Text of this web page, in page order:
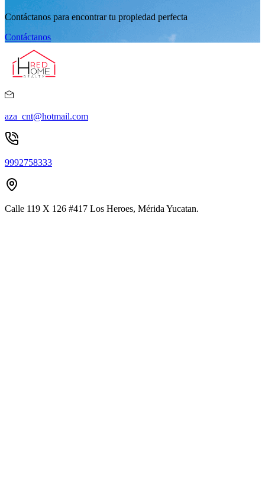
Contáctanos para encontrar tu propiedad perfecta
Contáctanos
aza_cnt@hotmail.com
9992758333
Calle 119 X 126 #417 Los Heroes, Mérida Yucatan.